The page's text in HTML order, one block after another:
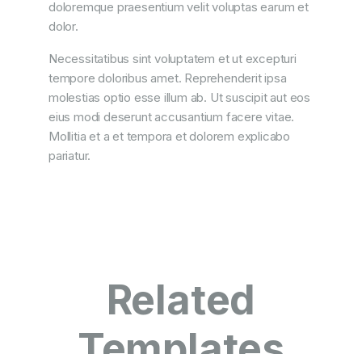
doloremque praesentium velit voluptas earum et
dolor.
Necessitatibus sint voluptatem et ut excepturi
tempore doloribus amet. Reprehenderit ipsa
molestias optio esse illum ab. Ut suscipit aut eos
eius modi deserunt accusantium facere vitae.
Mollitia et a et tempora et dolorem explicabo
pariatur.
Related